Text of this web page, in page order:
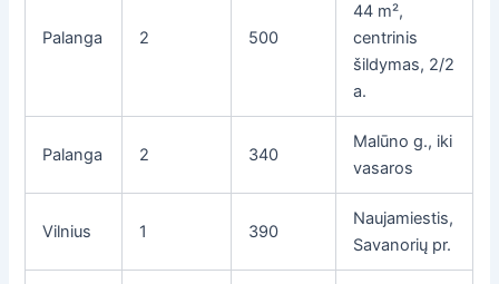
Palanga 2 500
44 m²,
centrinis
šildymas, 2/2
a.
Palanga 2 340
Malūno g., iki
vasaros
Vilnius 1 390
Naujamiestis,
Savanorių pr.